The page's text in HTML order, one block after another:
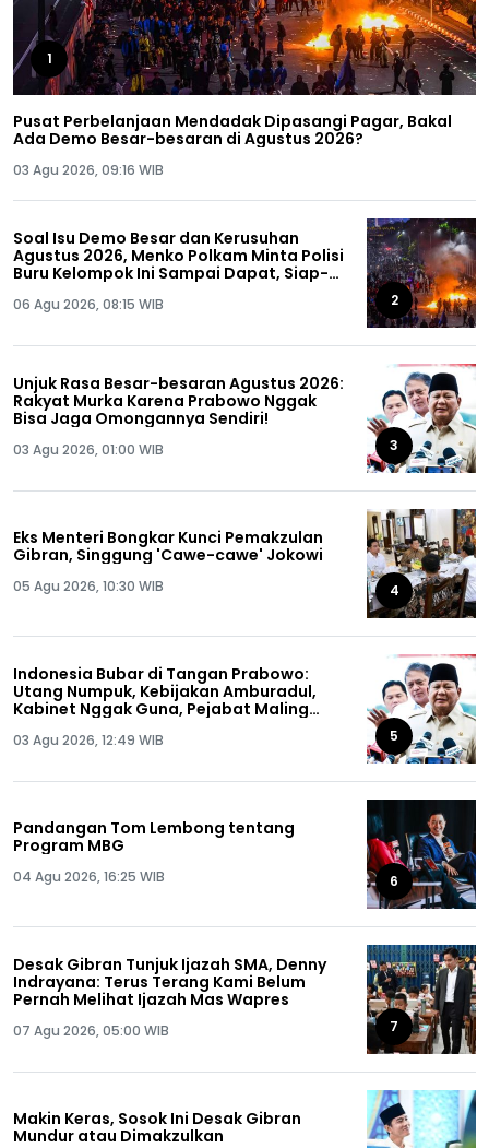
1
Pusat Perbelanjaan Mendadak Dipasangi Pagar, Bakal
Ada Demo Besar-besaran di Agustus 2026?
03 Agu 2026, 09:16 WIB
Soal Isu Demo Besar dan Kerusuhan
Agustus 2026, Menko Polkam Minta Polisi
Buru Kelompok Ini Sampai Dapat, Siap-
06 Agu 2026, 08:15 WIB 2
Unjuk Rasa Besar-besaran Agustus 2026:
Rakyat Murka Karena Prabowo Nggak
Bisa Jaga Omongannya Sendiri!
03 Agu 2026, 01:00 WIB 3
Eks Menteri Bongkar Kunci Pemakzulan
Gibran, Singgung 'Cawe-cawe' Jokowi
05 Agu 2026, 10:30 WIB 4
Indonesia Bubar di Tangan Prabowo:
Utang Numpuk, Kebijakan Amburadul,
Kabinet Nggak Guna, Pejabat Maling
03 Agu 2026, 12:49 WIB 5
Pandangan Tom Lembong tentang
Program MBG
04 Agu 2026, 16:25 WIB 6
Desak Gibran Tunjuk Ijazah SMA, Denny
Indrayana: Terus Terang Kami Belum
Pernah Melihat Ijazah Mas Wapres
07 Agu 2026, 05:00 WIB 7
Makin Keras, Sosok Ini Desak Gibran
Mundur atau Dimakzulkan